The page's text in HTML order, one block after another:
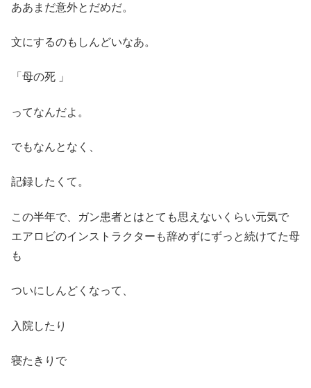
ああまだ意外とだめだ。
文にするのもしんどいなあ。
「母の死 」
ってなんだよ。
でもなんとなく、
記録したくて。
この半年で、ガン患者とはとても思えないくらい元気で
エアロビのインストラクターも辞めずにずっと続けてた母
も
ついにしんどくなって、
入院したり
寝たきりで